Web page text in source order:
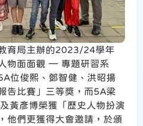
育局主辦的2023/24學年
物面面觀 — 專題研習系
位俊熙、鄧智健、洪昭揚
告比賽」三等獎，而5A梁
黃彥博榮獲「歷史人物扮演
他們更獲得大會邀請，於頒